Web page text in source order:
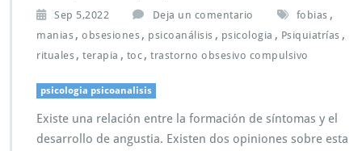
Sep 5,2022 Deja un comentario fobias ,
manias , obsesiones , psicoanálisis , psicologia , Psiquiatrías ,
rituales , terapia , toc , trastorno obsesivo compulsivo
psicologia psicoanalisis
Existe una relación entre la formación de síntomas y el
desarrollo de angustia. Existen dos opiniones sobre esta